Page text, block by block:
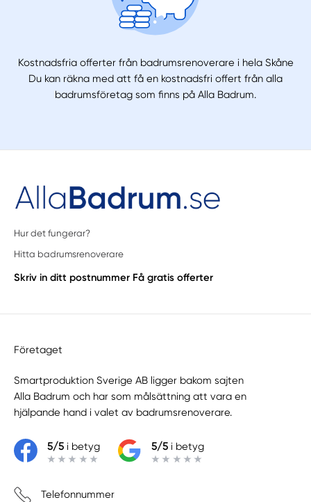
Kostnadsfria offerter från badrumsrenoverare i hela Skåne
Du kan räkna med att få en kostnadsfri offert från alla
badrumsföretag som finns på Alla Badrum.
Hur det fungerar?
Hitta badrumsrenoverare
Skriv in ditt postnummer Få gratis offerter
Företaget
Smartproduktion Sverige AB ligger bakom sajten
Alla Badrum och har som målsättning att vara en
hjälpande hand i valet av badrumsrenoverare.
5/5i betyg 5/5i betyg
Telefonnummer